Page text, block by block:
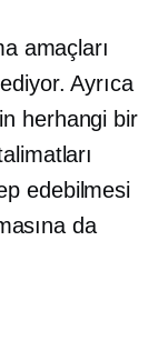
amaçları
Ayrıca
herhangi bir
edebilmesi
da